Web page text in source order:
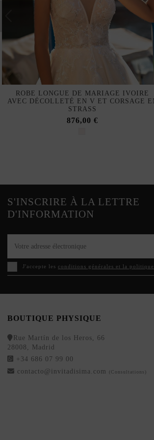
ROBE LONGUE DE MARIAGE IVOIRE
AVEC DÉCOLLETÉ EN V ET CORSAGE
STRASS
876,00 €
S'INSCRIRE À LA LETTRE
D'INFORMATION
J'accepte les conditions générales et la
BOUTIQUE PHYSIQUE
Rue Martín de los Heros, 66
28008, Madrid
+34 686 07 99 00
contacto@invitadisima.com
(Consultations)